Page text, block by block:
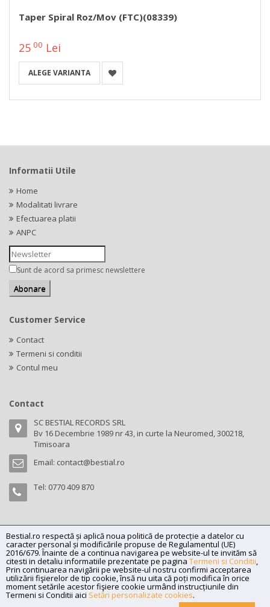
Taper Spiral Roz/mov (FTC)(08339)
25 00 Lei
ALEGE VARIANTA
Bestial.ro respectă și aplică noua politică de protecție a datelor cu
caracter personal și modificările propuse de Regulamentul (UE)
2016/679. Înainte de a continua navigarea pe website-ul te invităm să
citesti in detaliu informatiile prezentate pe pagina Termeni si Conditii,
Prin continuarea navigării pe website-ul nostru confirmi acceptarea
utilizării fişierelor de tip cookie, însă nu uita că poți modifica în orice
moment setările acestor fişiere cookie urmând instrucțiunile din
Termeni si Conditii aici Setări personalizate cookies.
Informatii Utile
Home
Modalitati livrare
Efectuarea platii
ANPC
Sunt de acord sa primesc newslettere
Customer Service
Contact
Termeni si conditii
Contul meu
Contact
SC BESTIAL RECORDS SRL
Bv 16 Decembrie 1989 nr 43, in curte la Neuromed, 300218,
Timisoara
Email: contact@bestial.ro
Tel: 0770 409 870
Copyright (C) 2026bestial.ro -All rights reserved.
SC BESTIAL RECORDS SRL, Nr. R.C.: J35/345/2005, C.U.I.: RO17197870,
Adresa: Bv 16 Decembrie 1989 nr 43, in curte la Neuromed, 300218,
Timisoara
Powered byNet Interaction.